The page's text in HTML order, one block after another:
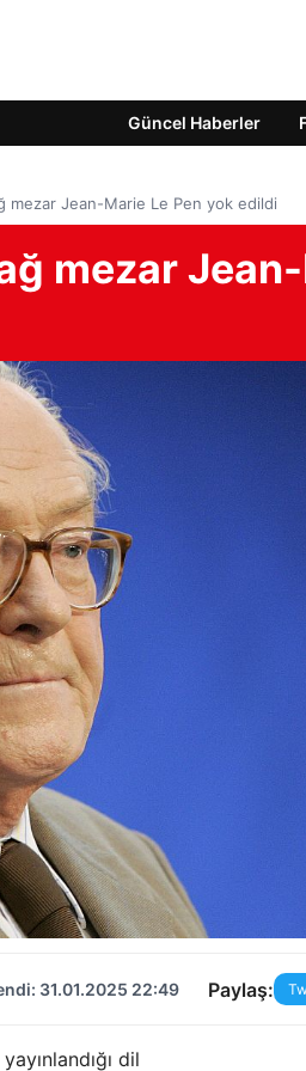
Güncel Haberler
mezar Jean-Marie Le Pen yok edildi
mezar
31.01.2025 22:49 Paylaş:
dil